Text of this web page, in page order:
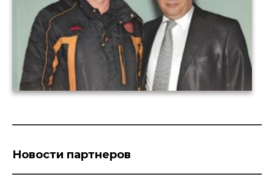
Новости партнеров